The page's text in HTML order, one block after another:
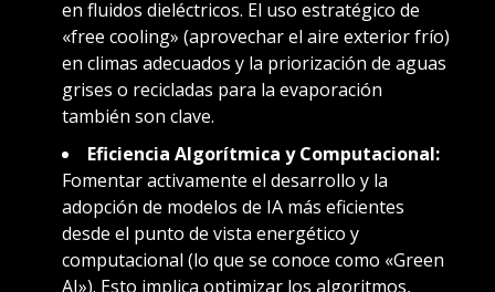
en fluidos dieléctricos. El uso estratégico de
«free cooling» (aprovechar el aire exterior frío)
en climas adecuados y la priorización de aguas
grises o recicladas para la evaporación
también son clave.
Eficiencia Algorítmica y Computacional:
Fomentar activamente el desarrollo y la
adopción de modelos de IA más eficientes
desde el punto de vista energético y
computacional (lo que se conoce como «Green
AI»). Esto implica optimizar los algoritmos,